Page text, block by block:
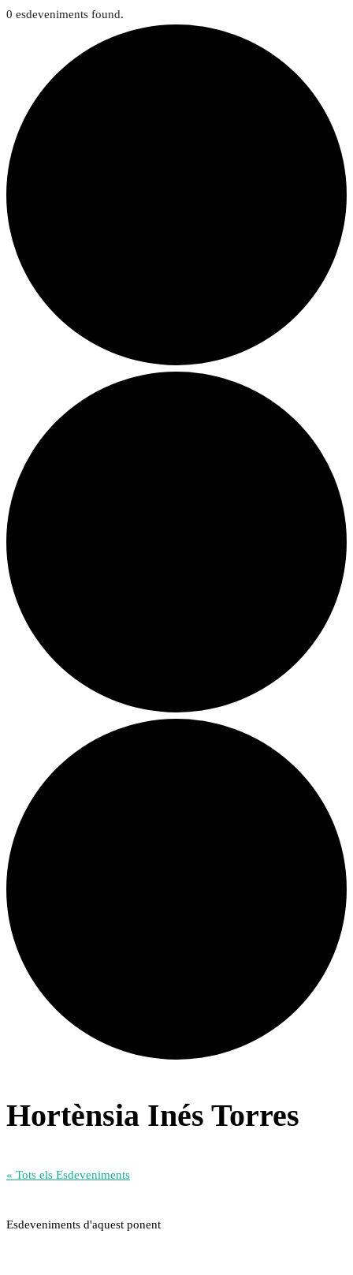
0 esdeveniments found.
Hortènsia Inés Torres
« Tots els Esdeveniments
Esdeveniments d'aquest ponent